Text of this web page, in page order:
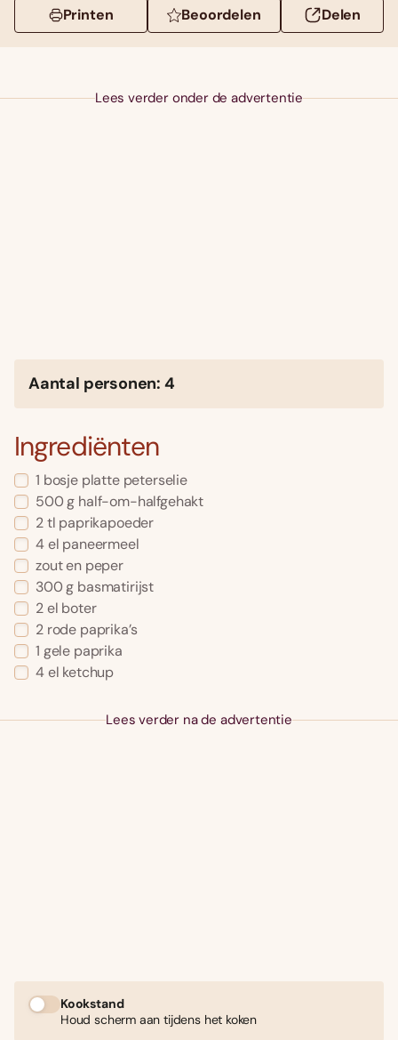
Printen Beoordelen Delen
Lees verder onder de advertentie
Aantal personen: 4
Ingrediënten
1 bosje platte peterselie
500 g half-om-halfgehakt
2 tl paprikapoeder
4 el paneermeel
zout en peper
300 g basmatirijst
2 el boter
2 rode paprika’s
1 gele paprika
4 el ketchup
Lees verder na de advertentie
Kookstand
Houd scherm aan tijdens het koken